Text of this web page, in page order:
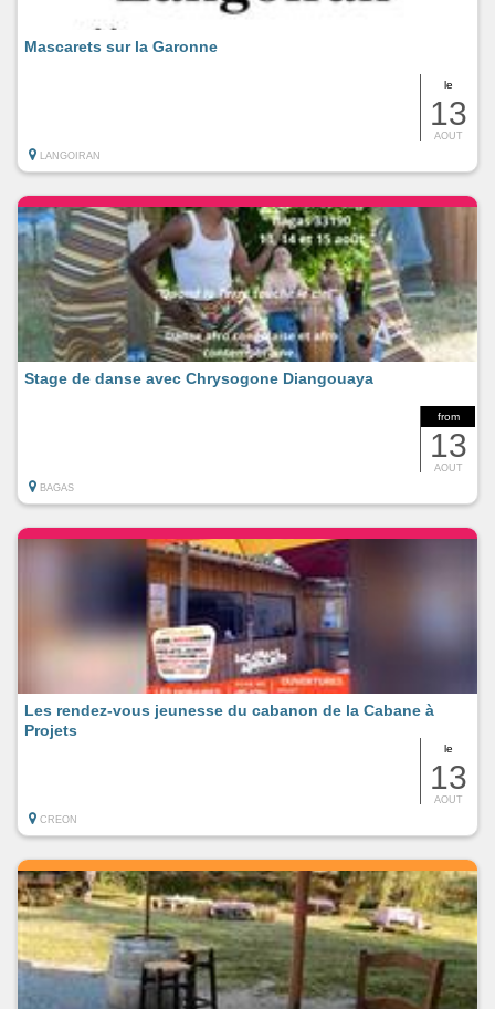
le
13
AOUT
Mascarets sur la Garonne
LANGOIRAN
from
13
AOUT
Stage de danse avec Chrysogone Diangouaya
BAGAS
le
13
AOUT
Les rendez-vous jeunesse du cabanon de la Cabane à
Projets
CREON